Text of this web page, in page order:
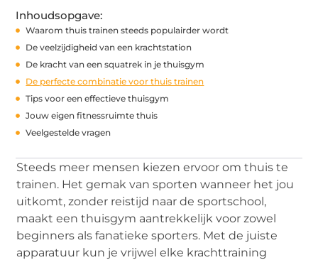
Inhoudsopgave:
Waarom thuis trainen steeds populairder wordt
De veelzijdigheid van een krachtstation
De kracht van een squatrek in je thuisgym
De perfecte combinatie voor thuis trainen
Tips voor een effectieve thuisgym
Jouw eigen fitnessruimte thuis
Veelgestelde vragen
Steeds meer mensen kiezen ervoor om thuis te
trainen. Het gemak van sporten wanneer het jou
uitkomt, zonder reistijd naar de sportschool,
maakt een thuisgym aantrekkelijk voor zowel
beginners als fanatieke sporters. Met de juiste
apparatuur kun je vrijwel elke krachttraining